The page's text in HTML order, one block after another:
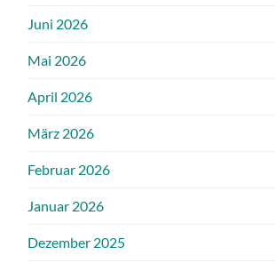
Juni 2026
Mai 2026
April 2026
März 2026
Februar 2026
Januar 2026
Dezember 2025